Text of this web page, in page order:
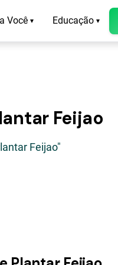
Você ▾ Educação ▾
Feijao
Feijao"